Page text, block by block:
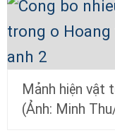
Mảnh hiện vật
(Ảnh: Minh